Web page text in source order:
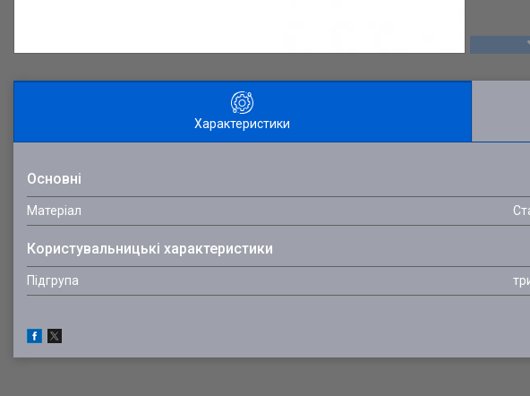
Характеристики
Основні
Матеріал
Користувальницькі характеристики
Підгрупа